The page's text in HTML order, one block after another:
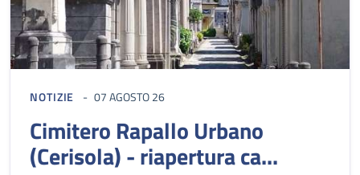
NOTIZIE 07 AGOSTO 26
Cimitero Rapallo Urbano
(Cerisola) - riapertura ca...